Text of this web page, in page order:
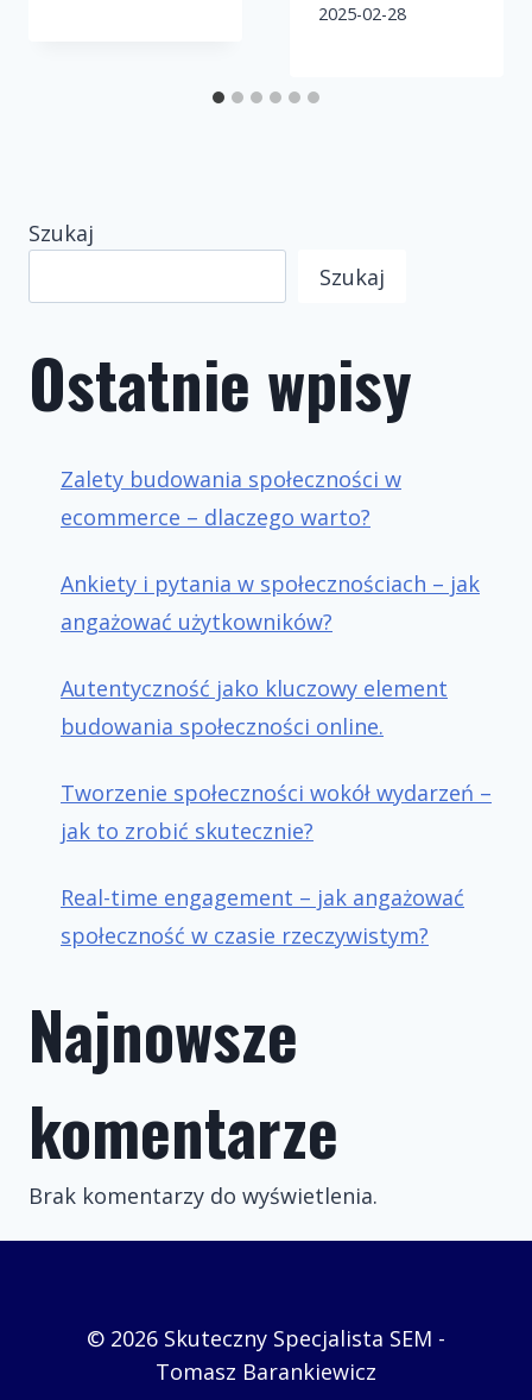
2025-02-28
Szukaj
Szukaj
Ostatnie wpisy
Zalety budowania społeczności w
ecommerce – dlaczego warto?
Ankiety i pytania w społecznościach – jak
angażować użytkowników?
Autentyczność jako kluczowy element
budowania społeczności online.
Tworzenie społeczności wokół wydarzeń –
jak to zrobić skutecznie?
Real-time engagement – jak angażować
społeczność w czasie rzeczywistym?
Najnowsze
komentarze
Brak komentarzy do wyświetlenia.
© 2026 Skuteczny Specjalista SEM -
Tomasz Barankiewicz